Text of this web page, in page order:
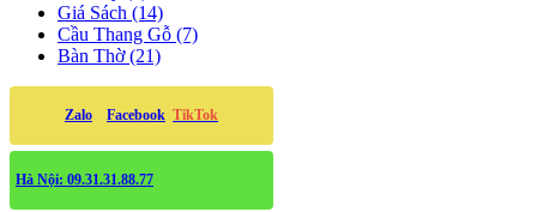
Giá Sách (14)
Cầu Thang Gỗ (7)
Bàn Thờ (21)
Zalo Facebook TikTok
Hà Nội: 09.31.31.88.77